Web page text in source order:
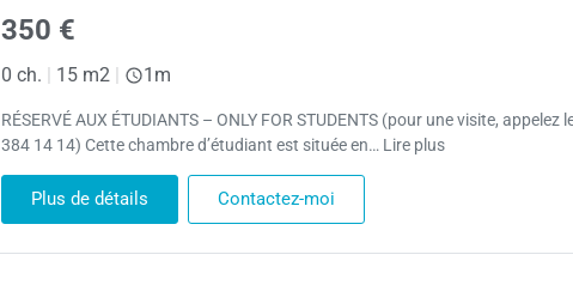
350 €
0 ch. 15 m2 1m
RÉSERVÉ AUX ÉTUDIANTS – ONLY FOR STUDENTS (pour une visite, appelez
384 14 14) Cette chambre d’étudiant est située en… Lire plus
Plus de détails Contactez-moi